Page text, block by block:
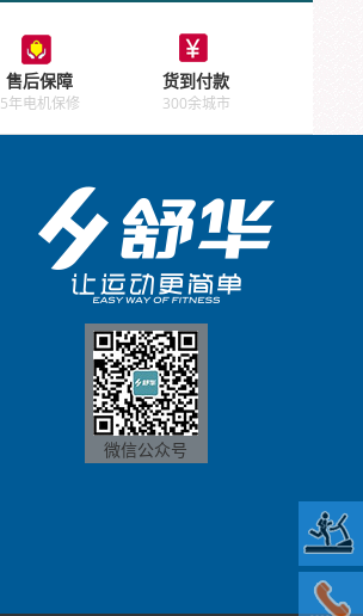
售后保障
5年电机保修
货到付款
300余城市
微信公众号